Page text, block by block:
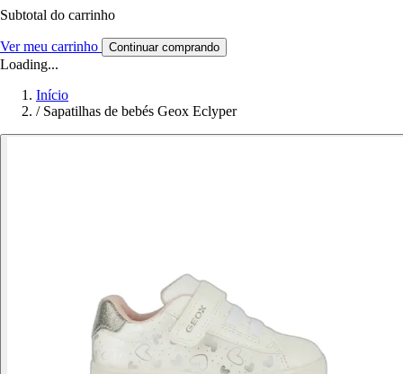
Subtotal do carrinho
Ver meu carrinho Continuar comprando
Loading...
Início
/ Sapatilhas de bebés Geox Eclyper